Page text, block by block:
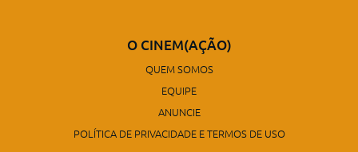
O CINEM(AÇÃO)
QUEM SOMOS
EQUIPE
ANUNCIE
POLÍTICA DE PRIVACIDADE E TERMOS DE USO